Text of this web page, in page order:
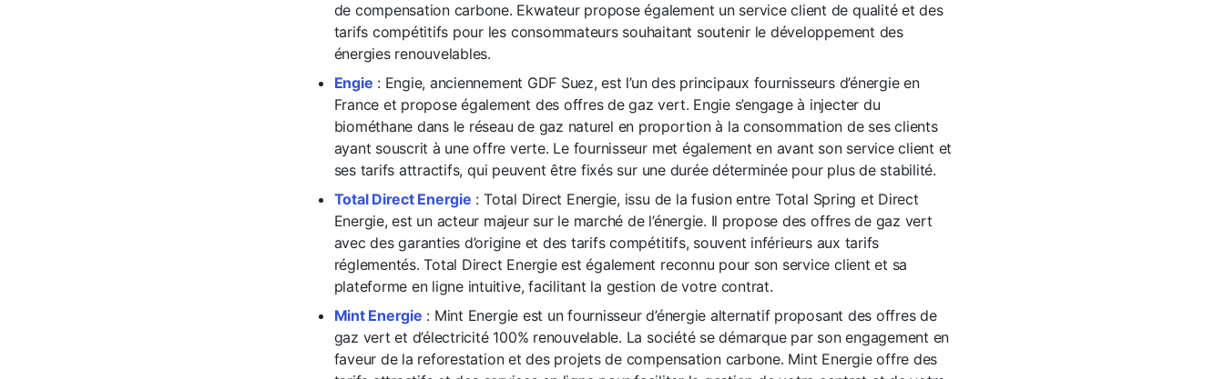
de compensation carbone. Ekwateur propose également un service client de qualité et des
tarifs compétitifs pour les consommateurs souhaitant soutenir le développement des
énergies renouvelables.
Engie : Engie, anciennement GDF Suez, est l’un des principaux fournisseurs d’énergie en
France et propose également des offres de gaz vert. Engie s’engage à injecter du
biométhane dans le réseau de gaz naturel en proportion à la consommation de ses clients
ayant souscrit à une offre verte. Le fournisseur met également en avant son service client et
ses tarifs attractifs, qui peuvent être fixés sur une durée déterminée pour plus de stabilité.
Total Direct Energie : Total Direct Energie, issu de la fusion entre Total Spring et Direct
Energie, est un acteur majeur sur le marché de l’énergie. Il propose des offres de gaz vert
avec des garanties d’origine et des tarifs compétitifs, souvent inférieurs aux tarifs
réglementés. Total Direct Energie est également reconnu pour son service client et sa
plateforme en ligne intuitive, facilitant la gestion de votre contrat.
Mint Energie : Mint Energie est un fournisseur d’énergie alternatif proposant des offres de
gaz vert et d’électricité 100% renouvelable. La société se démarque par son engagement en
faveur de la reforestation et des projets de compensation carbone. Mint Energie offre des